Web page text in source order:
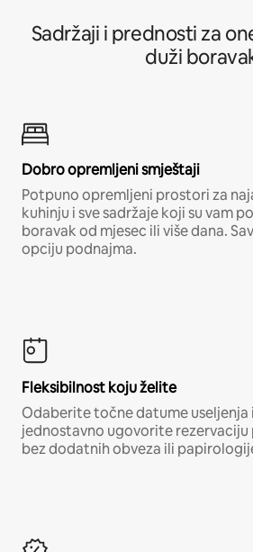
Sadržaji i prednosti za
duži
Dobro opremljeni smještaji
Potpuno opremljeni prostori za
kuhinju i sve sadržaje koji su vam
boravak od mjesec ili više dana.
opciju podnajma.
Fleksibilnost koju želite
Odaberite točne datume useljenja
jednostavno ugovorite
bez dodatnih obveza ili